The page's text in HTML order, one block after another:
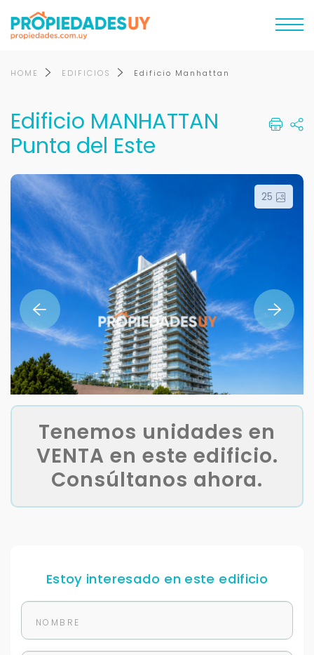
HOME EDIFICIOS Edificio Manhattan
Edificio MANHATTAN
Punta del Este
25
Tenemos unidades en
VENTA en este edificio.
Consúltanos ahora.
Estoy interesado en este edificio